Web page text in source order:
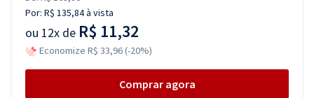
Por: R$ 135,84à vista
ou 12x de R$ 11,32
Economize R$ 33,96 (-20%)
Comprar agora